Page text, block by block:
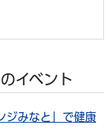
イベント
ジみなと」で健康